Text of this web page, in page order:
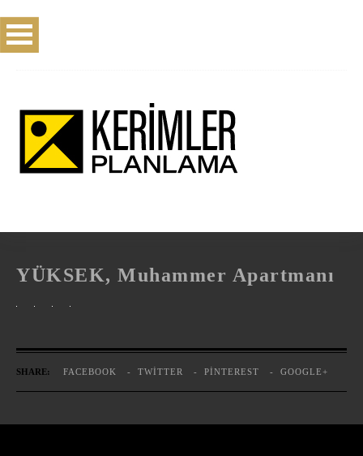
YÜKSEK, Muhammer Apartmanı
SHARE: FACEBOOK TWITTER PINTEREST GOOGLE+